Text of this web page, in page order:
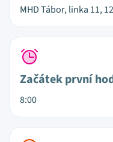
MHD Tábor, linka 11,
Začátek první
8:00